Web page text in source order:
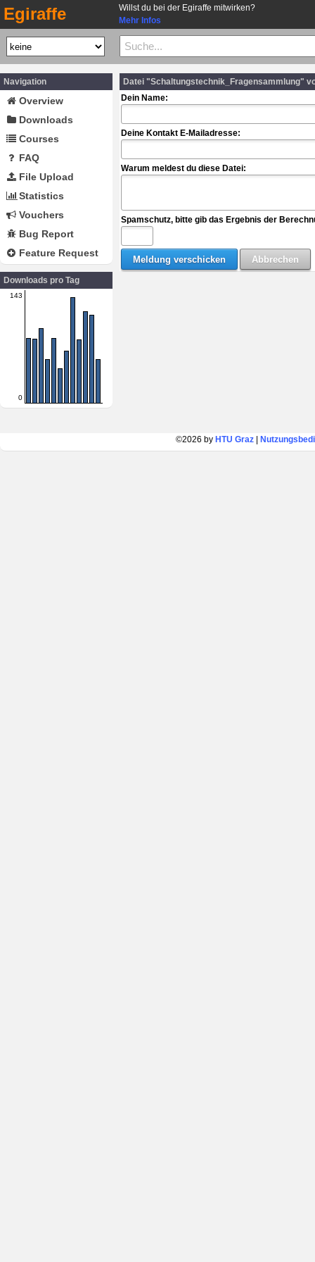
Egiraffe
Willst du bei der Egiraffe mitwirken?
Mehr Infos
Navigation
Overview
Downloads
Courses
FAQ
File Upload
Statistics
Vouchers
Bug Report
Feature Request
Downloads pro Tag
143
0
Datei "Schaltungstechnik_Fragensammlung"
Dein Name:
Deine Kontakt E-Mailadresse:
Warum meldest du diese Datei:
Spamschutz, bitte gib das Ergebnis der
©2026 by HTU Graz|